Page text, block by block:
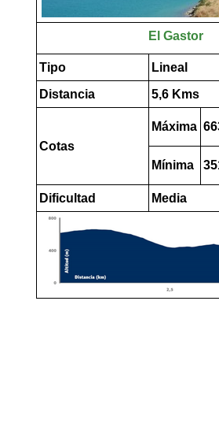
El Gastor
Tipo
Lineal
Distancia
5,6 Kms
Cotas
Máxima
Mínima
Dificultad Media